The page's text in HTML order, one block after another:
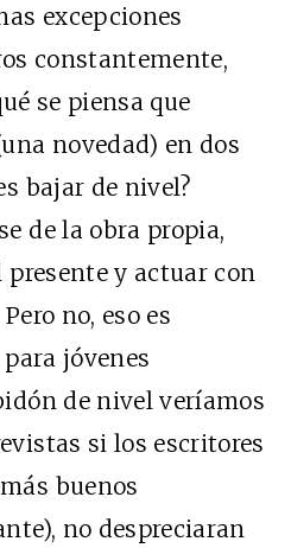
excepciones
constantemente,
se piensa que
novedad) en dos
bajar de nivel?
de la obra propia,
presente y actuar con
no, eso es
jóvenes
de nivel veríamos
si los escritores
buenos
no despreciaran